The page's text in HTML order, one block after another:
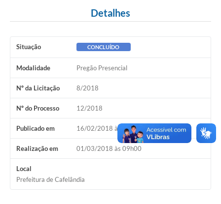
Detalhes
Situação CONCLUÍDO
Modalidade Pregão Presencial
Nº da Licitação 8/2018
Nº do Processo 12/2018
Publicado em 16/02/2018 às 08h00
Realização em 01/03/2018 às 09h00
Local
Prefeitura de Cafelândia